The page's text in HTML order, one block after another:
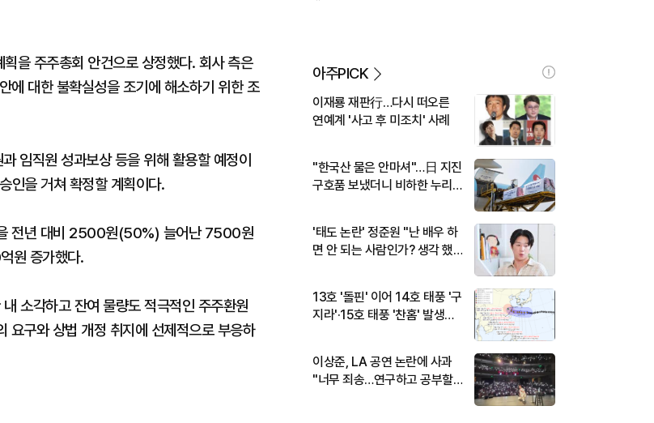
을 주주총회 안건으로 상정했다. 회사 측은
에 대한 불확실성을 조기에 해소하기 위한 조
임직원 성과보상 등을 위해 활용할 예정이
인을 거쳐 확정할 계획이다.
을 전년 대비 2500원(50%) 늘어난 7500원
원 증가했다.
소각하고 잔여 물량도 적극적인 주주환원
요구와 상법 개정 취지에 선제적으로 부응하
아주PICK
이재룡 재판行…다시 떠오른
연예계 '사고 후 미조치' 사례
"한국산 물은 안마셔"…日 지진
구호품 보냈더니 비하한 누리
'태도 논란' 정준원 "난 배우 하
면 안 되는 사람인가? 생각 했
13호 '돌핀' 이어 14호 태풍 '구
지라'·15호 태풍 '찬홈' 발생…
이상준, LA 공연 논란에 사과
"너무 죄송…연구하고 공부할